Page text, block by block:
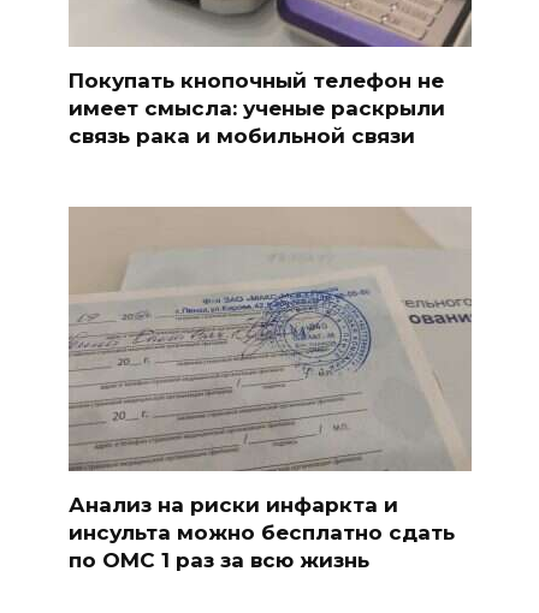
Покупать кнопочный телефон не
имеет смысла: ученые раскрыли
связь рака и мобильной связи
Анализ на риски инфаркта и
инсульта можно бесплатно сдать
по ОМС 1 раз за всю жизнь